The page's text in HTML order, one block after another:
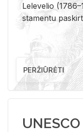
Le­le­ve­lio
sta­men­tu
PERŽIŪRĖTI